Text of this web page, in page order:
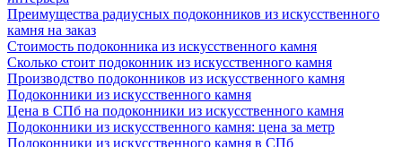
Преимущества радиусных подоконников из искусственного
камня на заказ
Стоимость подоконника из искусственного камня
Сколько стоит подоконник из искусственного камня
Производство подоконников из искусственного камня
Подоконники из искусственного камня
Цена в СПб на подоконники из искусственного камня
Подоконники из искусственного камня: цена за метр
Подоконники из искусственного камня в СПб